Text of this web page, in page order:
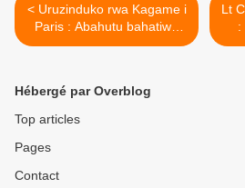
< Uruzinduko rwa Kagame i
Paris : Abahutu bahatiwe
kujya i Paris kwihesha
(www.leprophete.fr)
Lt
:
Hébergé par Overblog
Top articles
Pages
Contact